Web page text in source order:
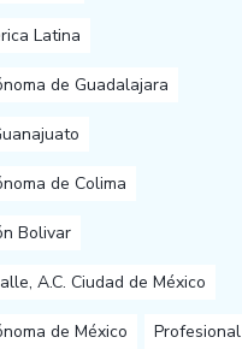
Latina
de Guadalajara
de Colima
Bolivar
A.C. Ciudad de México
de México Profesional